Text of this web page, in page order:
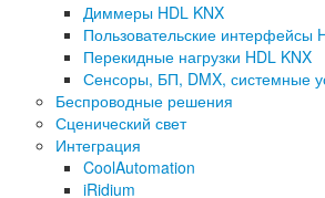
Диммеры HDL KNX
Пользовательские интерфейсы
Перекидные нагрузки HDL KNX
Сенсоры, БП, DMX, системные
Беспроводные решения
Сценический свет
Интеграция
CoolAutomation
iRidium